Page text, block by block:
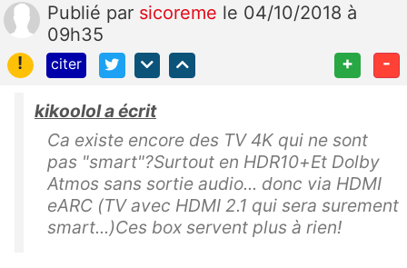
Publié par sicoreme le 04/10/2018 à
09h35
!
citer + -
kikoolol a écrit
Ca existe encore des TV 4K qui ne sont
pas "smart"?Surtout en HDR10+Et Dolby
Atmos sans sortie audio... donc via HDMI
eARC (TV avec HDMI 2.1 qui sera surement
smart...)Ces box servent plus à rien!